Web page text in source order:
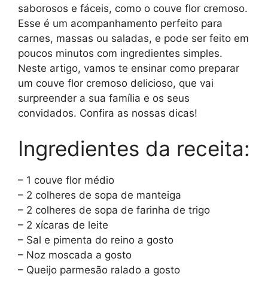
saborosos e fáceis, como o couve flor cremoso.
Esse é um acompanhamento perfeito para
carnes, massas ou saladas, e pode ser feito em
poucos minutos com ingredientes simples.
Neste artigo, vamos te ensinar como preparar
um couve flor cremoso delicioso, que vai
surpreender a sua família e os seus
convidados. Confira as nossas dicas!
Ingredientes da receita:
– 1 couve flor médio
– 2 colheres de sopa de manteiga
– 2 colheres de sopa de farinha de trigo
– 2 xícaras de leite
– Sal e pimenta do reino a gosto
– Noz moscada a gosto
– Queijo parmesão ralado a gosto